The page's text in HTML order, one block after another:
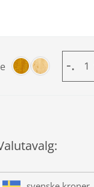
-.